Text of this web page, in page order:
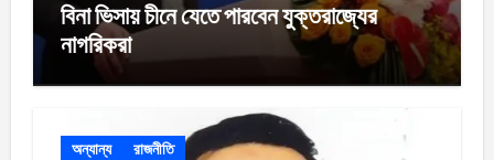
বিনা ভিসায় চীনে যেতে পারবেন যুক্তরাজ্যের
নাগরিকরা
অন্যান্য রাজনীতি